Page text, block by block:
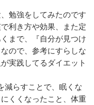
勉強をしてみたのです
利き方や効果、また定
まで、『自分が見つけ
ので、参考にすらしな
実践してるダイエット
減らすことで、眠くな
くくなったこと、体重